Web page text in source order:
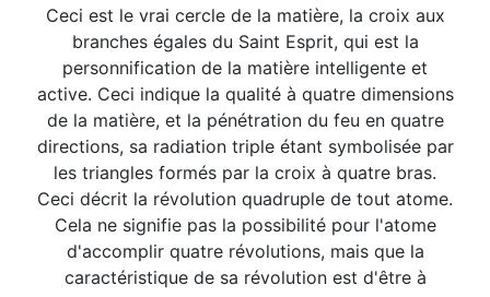
Ceci est le vrai cercle de la matière, la croix aux
branches égales du Saint Esprit, qui est la
personnification de la matière intelligente et
active. Ceci indique la qualité à quatre dimensions
de la matière, et la pénétration du feu en quatre
directions, sa radiation triple étant symbolisée par
les triangles formés par la croix à quatre bras.
Ceci décrit la révolution quadruple de tout atome.
Cela ne signifie pas la possibilité pour l'atome
d'accomplir quatre révolutions, mais que la
caractéristique de sa révolution est d'être à